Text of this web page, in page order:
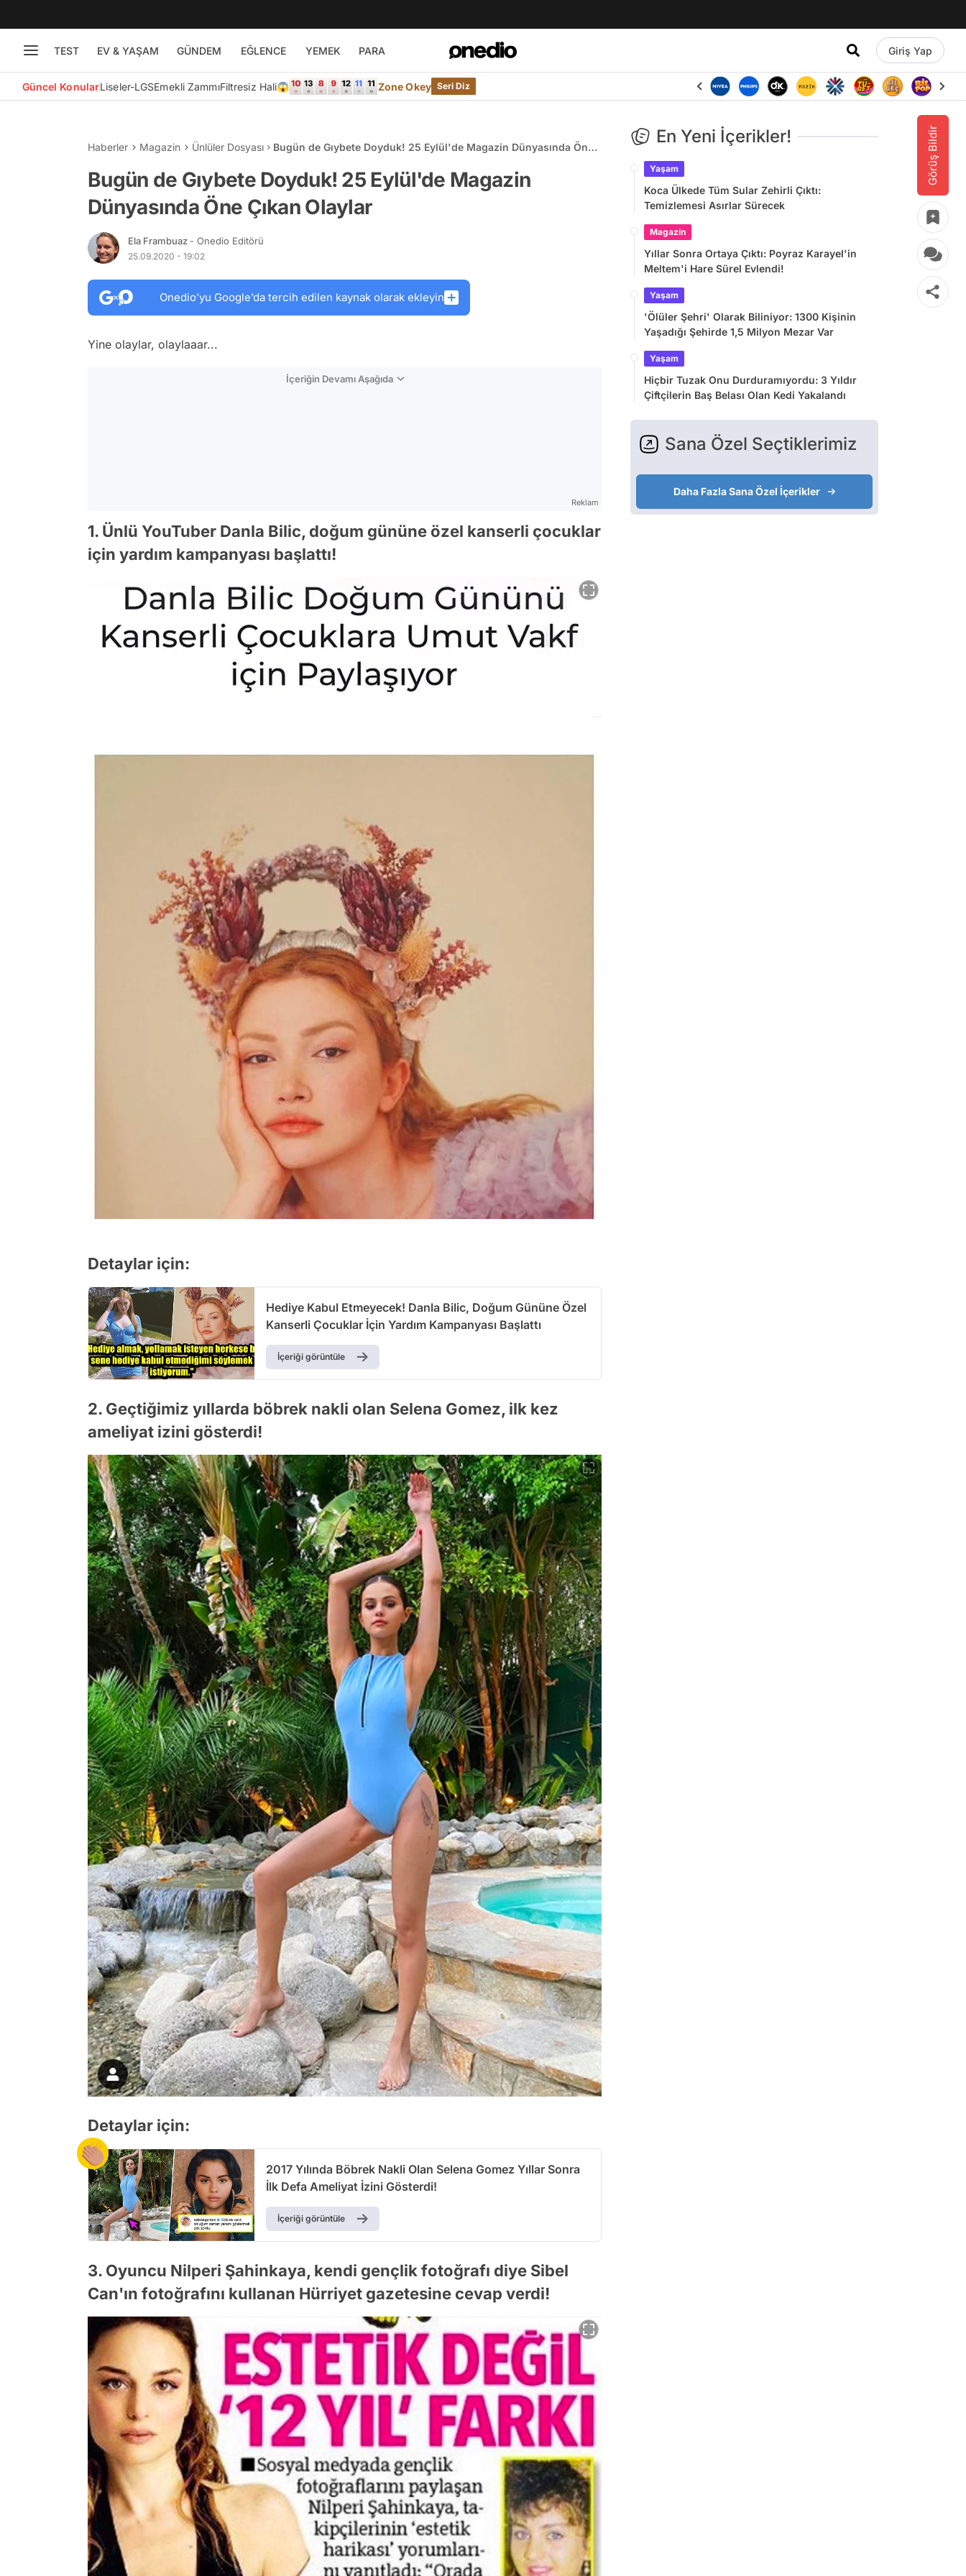
TEST EV & YAŞAM GÜNDEM EĞLENCE YEMEK PARA Giriş Yap
Güncel KonularLiseler-LGSEmekli ZammıFiltresiz Hali😱 Zone Okey Seri Diz
Görüş Bildir
Haberler Magazin Ünlüler Dosyası
Bugün de Gıybete Doyduk! 25 Eylül'de Magazin Dünyasında Öne
Bugün de Gıybete Doyduk! 25 Eylül'de Magazin
Dünyasında Öne Çıkan Olaylar
Ela Frambuaz - Onedio Editörü
25.09.2020 - 19:02
Onedio’yu Google’da tercih edilen kaynak olarak ekleyin
Yine olaylar, olaylaaar...
İçeriğin Devamı Aşağıda
Reklam
1. Ünlü YouTuber Danla Bilic, doğum gününe özel kanserli çocuklar
için yardım kampanyası başlattı!
Detaylar için:
Hediye Kabul Etmeyecek! Danla Bilic, Doğum Gününe Özel
Kanserli Çocuklar İçin Yardım Kampanyası Başlattı
İçeriği görüntüle
2. Geçtiğimiz yıllarda böbrek nakli olan Selena Gomez, ilk kez
ameliyat izini gösterdi!
Detaylar için:
2017 Yılında Böbrek Nakli Olan Selena Gomez Yıllar Sonra
İlk Defa Ameliyat İzini Gösterdi!
İçeriği görüntüle
3. Oyuncu Nilperi Şahinkaya, kendi gençlik fotoğrafı diye Sibel
Can'ın fotoğrafını kullanan Hürriyet gazetesine cevap verdi!
En Yeni İçerikler!
Yaşam
Koca Ülkede Tüm Sular Zehirli Çıktı:
Temizlemesi Asırlar Sürecek
Magazin
Yıllar Sonra Ortaya Çıktı: Poyraz Karayel'in
Meltem'i Hare Sürel Evlendi!
Yaşam
'Ölüler Şehri' Olarak Biliniyor: 1300 Kişinin
Yaşadığı Şehirde 1,5 Milyon Mezar Var
Yaşam
Hiçbir Tuzak Onu Durduramıyordu: 3 Yıldır
Çiftçilerin Baş Belası Olan Kedi Yakalandı
Sana Özel Seçtiklerimiz
Daha Fazla Sana Özel İçerikler